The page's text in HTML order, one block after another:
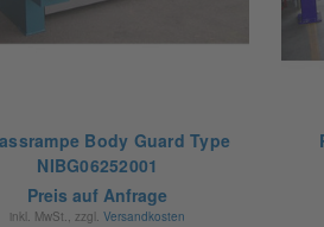
Body Guard Type
NIBG06252001
Preis auf Anfrage
inkl. MwSt., zzgl.Versandkosten